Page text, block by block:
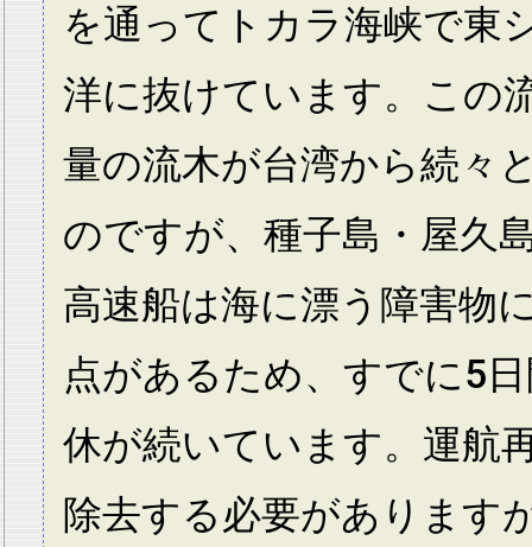
を通ってトカラ海峡で東
洋に抜けています。この
量の流木が台湾から続々
のですが、種子島・屋久
高速船は海に漂う障害物
点があるため、すでに5
休が続いています。運航
除去する必要があります